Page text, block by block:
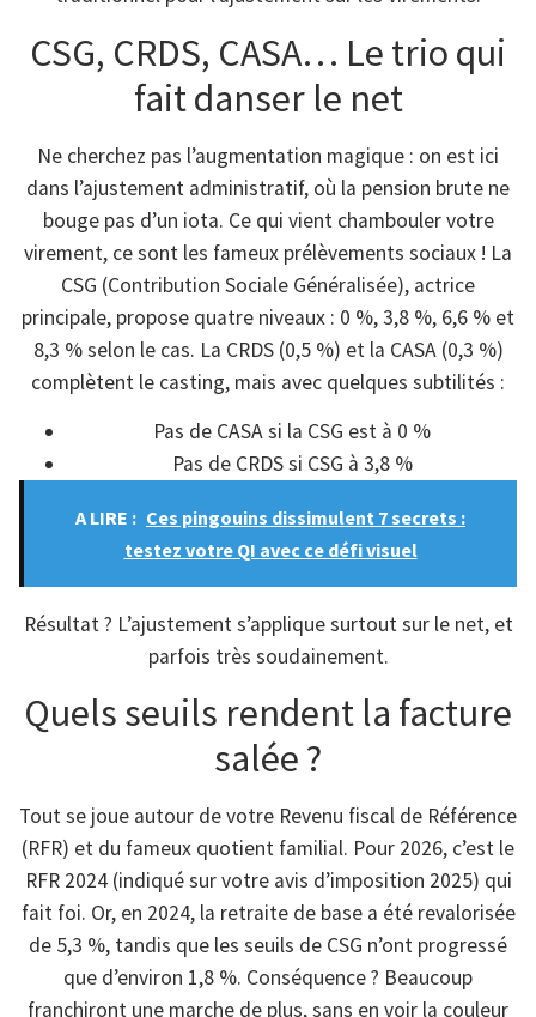
CSG, CRDS, CASA… Le trio qui
fait danser le net
Ne cherchez pas l’augmentation magique : on est ici
dans l’ajustement administratif, où la pension brute ne
bouge pas d’un iota. Ce qui vient chambouler votre
virement, ce sont les fameux prélèvements sociaux ! La
CSG (Contribution Sociale Généralisée), actrice
principale, propose quatre niveaux : 0 %, 3,8 %, 6,6 % et
8,3 % selon le cas. La CRDS (0,5 %) et la CASA (0,3 %)
complètent le casting, mais avec quelques subtilités :
Pas de CASA si la CSG est à 0 %
Pas de CRDS si CSG à 3,8 %
A LIRE : Ces pingouins dissimulent 7 secrets :
testez votre QI avec ce défi visuel
Résultat ? L’ajustement s’applique surtout sur le net, et
parfois très soudainement.
Quels seuils rendent la facture
salée ?
Tout se joue autour de votre Revenu fiscal de Référence
(RFR) et du fameux quotient familial. Pour 2026, c’est le
RFR 2024 (indiqué sur votre avis d’imposition 2025) qui
fait foi. Or, en 2024, la retraite de base a été revalorisée
de 5,3 %, tandis que les seuils de CSG n’ont progressé
que d’environ 1,8 %. Conséquence ? Beaucoup
franchiront une marche de plus, sans en voir la couleur